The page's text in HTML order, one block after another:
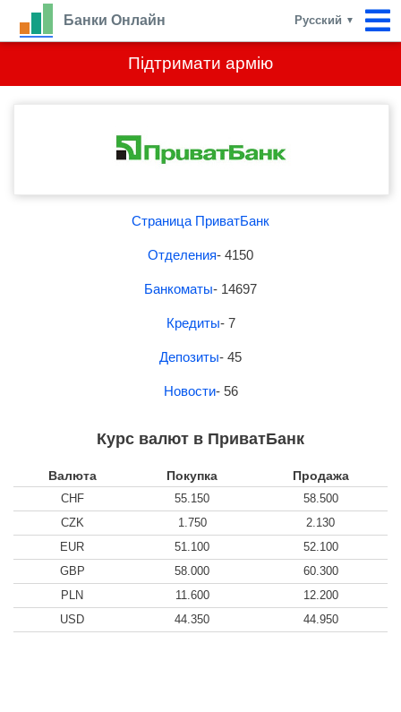
Підтримати армію
Банки Онлайн Русский ▼
Страница ПриватБанк
Отделения- 4150
Банкоматы- 14697
Кредиты- 7
Депозиты- 45
Новости- 56
Курс валют в ПриватБанк
Валюта Покупка Продажа
CHF 55.150
58.500
CZK
1.750
2.130
EUR
51.100
52.100
GBP
58.000
60.300
PLN
11.600
12.200
USD
44.350 44.950